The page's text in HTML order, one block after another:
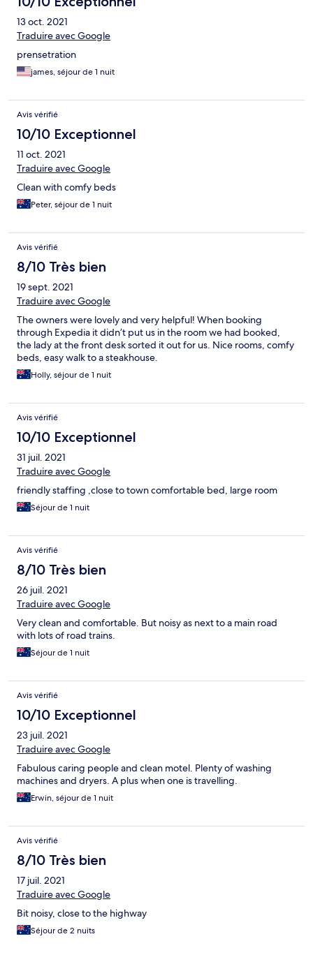
13 oct. 2021
Traduire avec Google
prensetration
james, séjour de 1 nuit
Avis vérifié
10/10 Exceptionnel
11 oct. 2021
Traduire avec Google
Clean with comfy beds
Peter, séjour de 1 nuit
Avis vérifié
8/10 Très bien
19 sept. 2021
Traduire avec Google
The owners were lovely and very helpful! When booking
through Expedia it didn’t put us in the room we had booked,
the lady at the front desk sorted it out for us. Nice rooms, comfy
beds, easy walk to a steakhouse.
Holly, séjour de 1 nuit
Avis vérifié
10/10 Exceptionnel
31 juil. 2021
Traduire avec Google
friendly staffing ,close to town comfortable bed, large room
Séjour de 1 nuit
Avis vérifié
8/10 Très bien
26 juil. 2021
Traduire avec Google
Very clean and comfortable. But noisy as next to a main road
with lots of road trains.
Séjour de 1 nuit
Avis vérifié
10/10 Exceptionnel
23 juil. 2021
Traduire avec Google
Fabulous caring people and clean motel. Plenty of washing
machines and dryers. A plus when one is travelling.
Erwin, séjour de 1 nuit
Avis vérifié
8/10 Très bien
17 juil. 2021
Traduire avec Google
Bit noisy, close to the highway
Séjour de 2 nuits